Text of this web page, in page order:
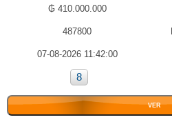
₲ 410.000.000
487800
07-08-2026 11:42:00
8
VER